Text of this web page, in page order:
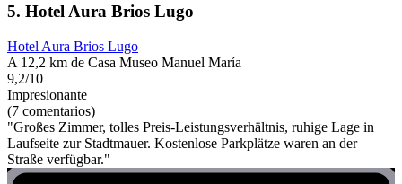
5. Hotel Aura Brios Lugo
Hotel Aura Brios Lugo
A 12,2 km de Casa Museo Manuel María
9,2/10
Impresionante
(7 comentarios)
"Großes Zimmer, tolles Preis-Leistungsverhältnis, ruhige Lage in
Laufseite zur Stadtmauer. Kostenlose Parkplätze waren an der
Straße verfügbar."